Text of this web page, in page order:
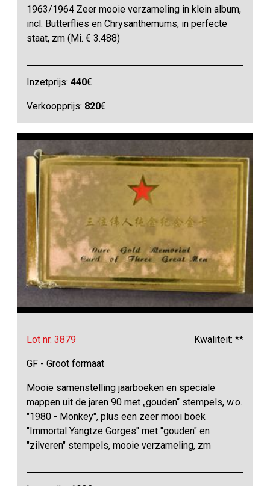
1963/1964 Zeer mooie verzameling in klein album,
incl. Butterflies en Chrysanthemums, in perfecte
staat, zm (Mi. € 3.488)
Inzetprijs:440€
Verkoopprijs: 820€
Lot nr. 3879 Kwaliteit: **
GF - Groot formaat
Mooie samenstelling jaarboeken en speciale
mappen uit de jaren 90 met „gouden“ stempels, w.o.
"1980 - Monkey", plus een zeer mooi boek
"Immortal Yangtze Gorges" met "gouden" en
"zilveren" stempels, mooie verzameling, zm